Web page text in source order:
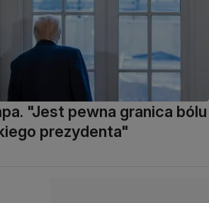
"Jest pewna granica bólu
prezydenta"